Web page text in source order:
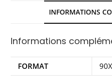
INFORMATIONS
Informations
FORMAT